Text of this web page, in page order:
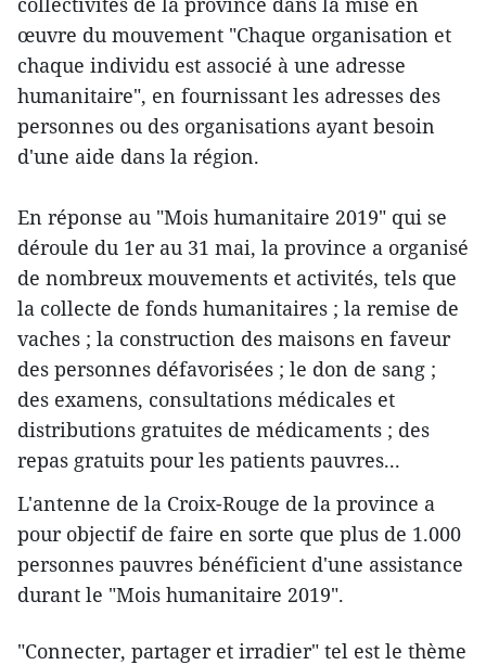
œuvre du mouvement "Chaque organisation et
chaque individu est associé à une adresse
humanitaire", en fournissant les adresses des
personnes ou des organisations ayant besoin
d'une aide dans la région.
En réponse au "Mois humanitaire 2019" qui se
déroule du 1er au 31 mai, la province a organisé
de nombreux mouvements et activités, tels que
la collecte de fonds humanitaires ; la remise de
vaches ; la construction des maisons en faveur
des personnes défavorisées ; le don de sang ;
des examens, consultations médicales et
distributions gratuites de médicaments ; des
repas gratuits pour les patients pauvres...
L'antenne de la Croix-Rouge de la province a
pour objectif de faire en sorte que plus de 1.000
personnes pauvres bénéficient d'une assistance
durant le "Mois humanitaire 2019".
"Connecter, partager et irradier" tel est le thème